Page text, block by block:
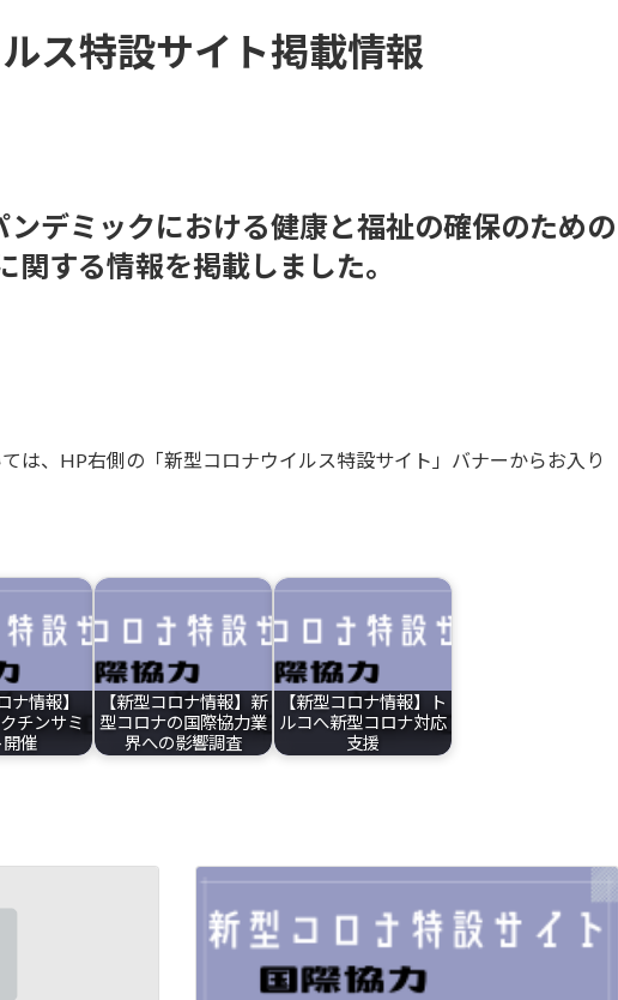
ス特設サイト掲載情報
ンデミックにおける健康と福祉の確保のための
関する情報を掲載しました。
は、HP右側の「新型コロナウイルス特設サイト」バナーからお入り
ナ情報】
チンサミ
開催
【新型コロナ情報】新
型コロナの国際協力業
界への影響調査
【新型コロナ情報】ト
ルコへ新型コロナ対応
支援